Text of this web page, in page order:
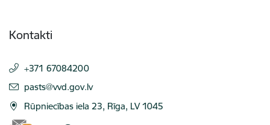
Kontakti
+371 67084200
E-pasts:
pasts@vvd.gov.lv
Rūpniecības iela 23, Rīga, LV 1045